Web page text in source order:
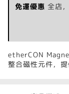
免運優惠 全店
etherCON
整合磁性元件，提